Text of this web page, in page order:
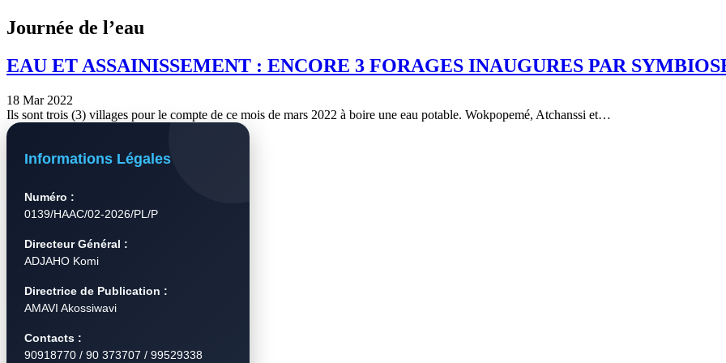
Journée de l’eau
EAU ET ASSAINISSEMENT : ENCORE 3 FORAGES INAUGURES PAR
18 Mar 2022
Ils sont trois (3) villages pour le compte de ce mois de mars 2022 à boire une eau potable. Wokpopemé, Atchanssi et…
Informations Légales
Numéro :
0139/HAAC/02-2026/PL/P
Directeur Général :
ADJAHO Komi
Directrice de Publication :
AMAVI Akossiwavi
Contacts :
90918770 / 90 373707 / 99529338